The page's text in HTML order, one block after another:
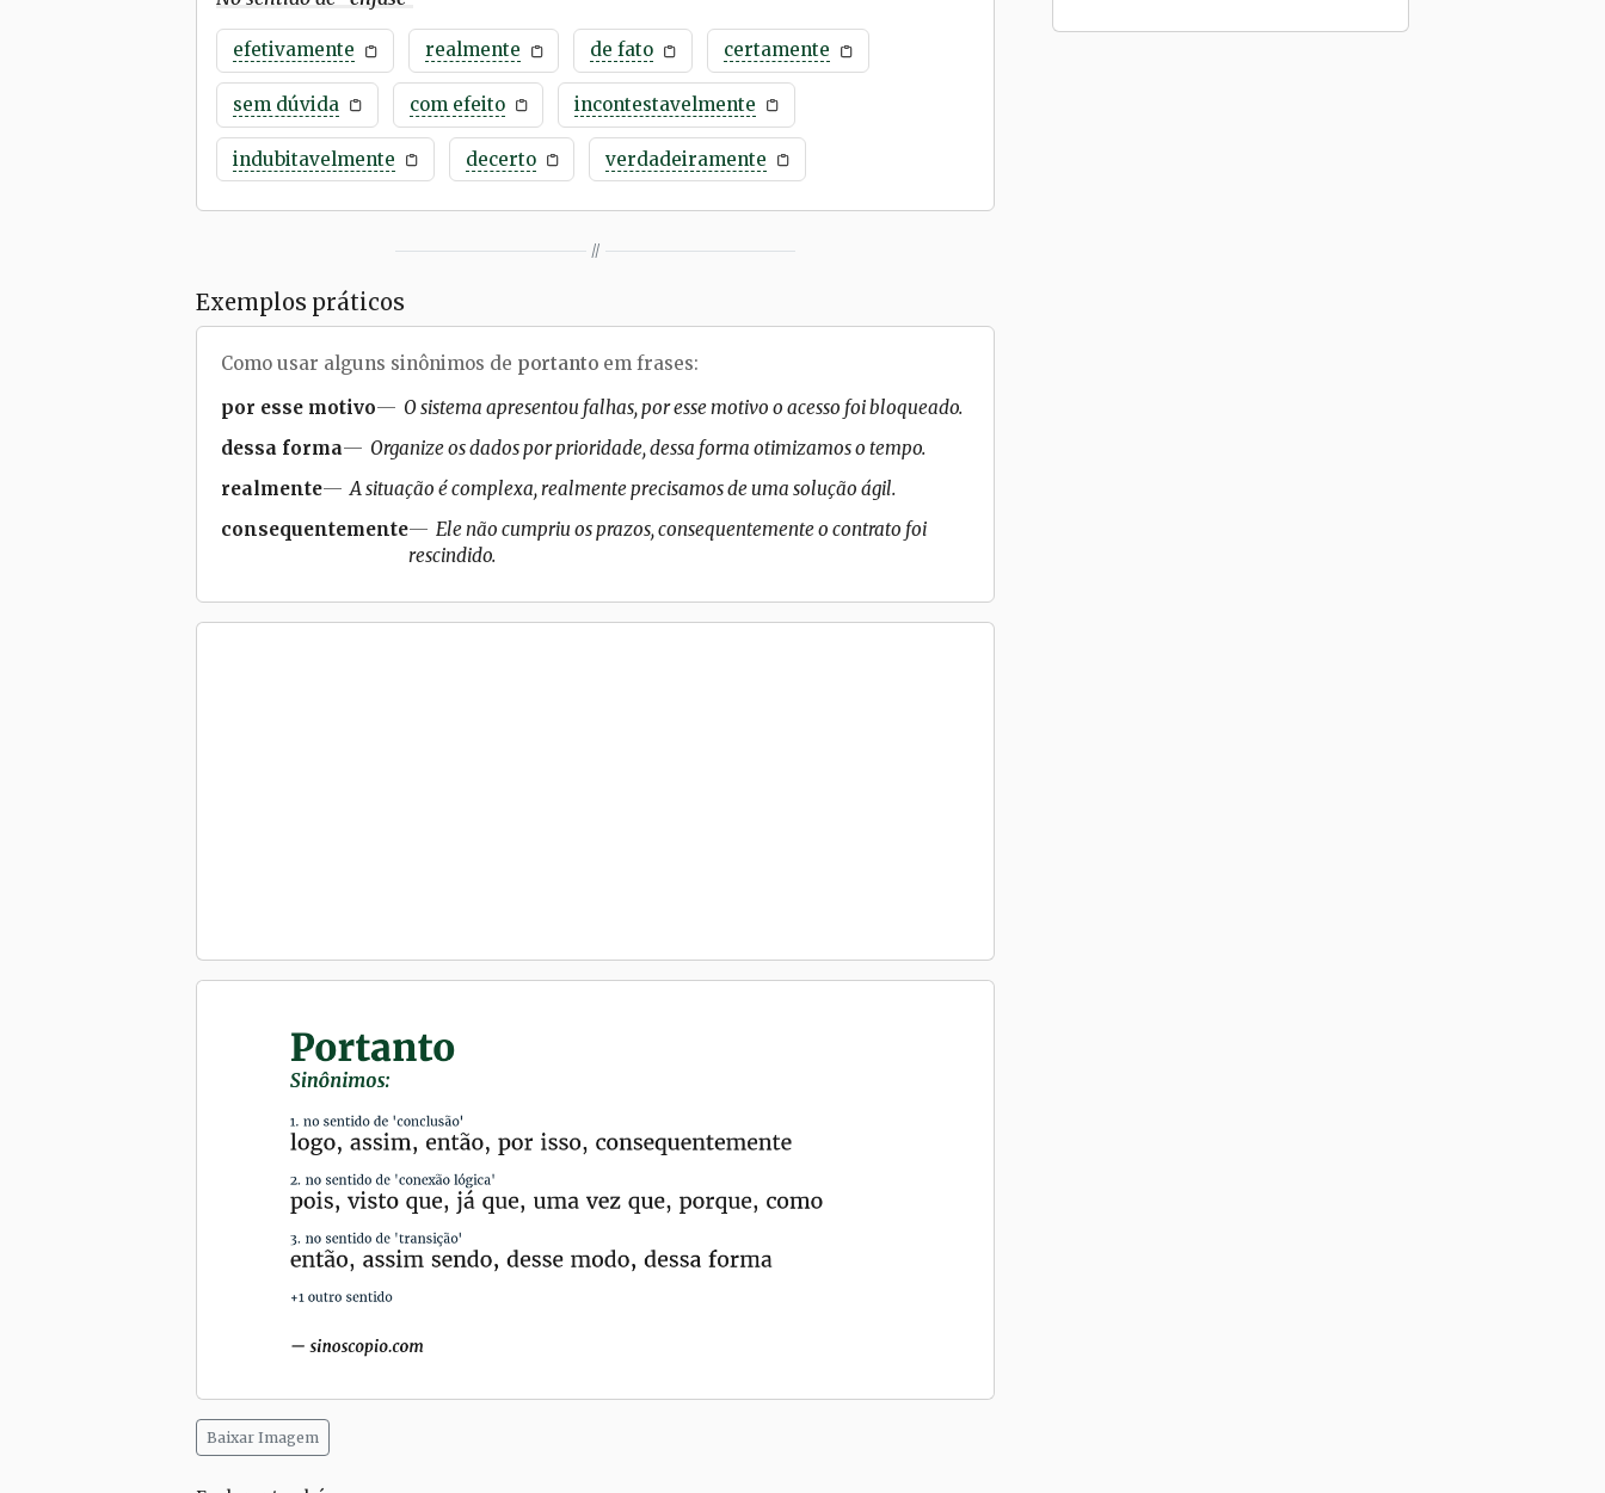
efetivamente realmente de fato certamente
sem dúvida com efeito incontestavelmente
indubitavelmente decerto verdadeiramente
//
Exemplos práticos
Como usar alguns sinônimos de portanto em frases:
por esse motivo
O sistema apresentou falhas, por esse motivo o acesso foi bloqueado.
dessa forma
Organize os dados por prioridade, dessa forma otimizamos o tempo.
realmente
A situação é complexa, realmente precisamos de uma solução ágil.
consequentemente
Ele não cumpriu os prazos, consequentemente o contrato foi
rescindido.
Baixar Imagem